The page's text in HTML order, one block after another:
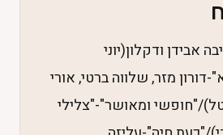
אבידן ודקלון(יוני
מזר, שלווה ברטי, אורי
"חופשי ומאושר"-"צלילי